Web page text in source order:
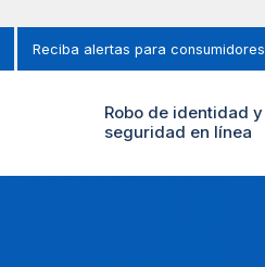
Reciba alertas para consumidores
Robo de identidad y
seguridad en línea